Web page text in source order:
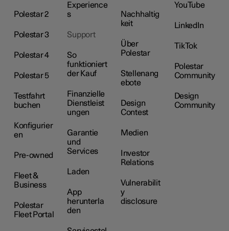
Polestar 2
Polestar 3
Polestar 4
Polestar 5
Testfahrt
buchen
Konfigurier
en
Pre-owned
Fleet &
Business
Polestar
Fleet Portal
Experience
s
Support
So
funktioniert
der Kauf
Finanzielle
Dienstleist
ungen
Garantie
und
Services
Laden
App
herunterla
den
Nachhaltig
keit
Über
Polestar
Stellenang
ebote
Design
Contest
Medien
Investor
Relations
Vulnerabilit
y
disclosure
YouTube
LinkedIn
TikTok
Polestar
Community
Design
Community